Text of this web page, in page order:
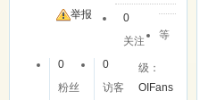
举报
0
关注
0
粉丝
0
访客
等
级：
OIFans